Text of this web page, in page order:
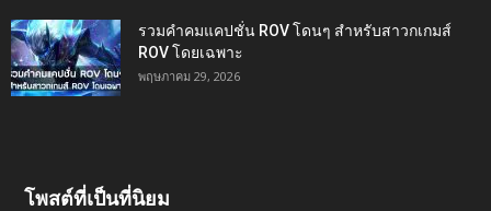
รวมคำคมแคปชั่น ROV โดนๆ สำหรับสาวกเกมส์
ROV โดยเฉพาะ
พฤษภาคม 29, 2026
โพสต์ที่เป็นที่นิยม